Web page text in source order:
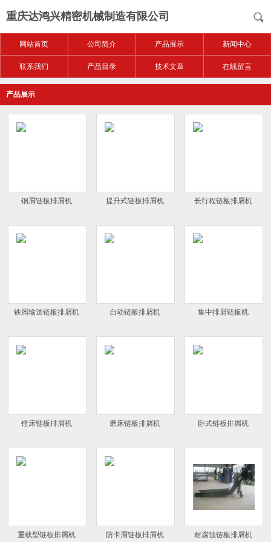
重庆达鸿兴精密机械制造有限公司
网站首页 公司简介 产品展示 新闻中心
联系我们 产品目录 技术文章 在线留言
产品展示
铜屑链板排屑机 提升式链板排屑机 长行程链板排屑机
铁屑输送链板排屑机 自动链板排屑机 集中排屑链板机
镗床链板排屑机 磨床链板排屑机 卧式链板排屑机
重载型链板排屑机 防卡屑链板排屑机 耐腐蚀链板排屑机